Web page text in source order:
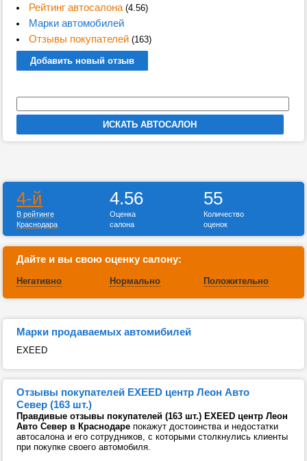
Рейтинг автосалона(4.56)
Марки автомобилей
Отзывы покупателей(163)
Добавить новый отзыв
4-й
В рейтинге
Краснодара
4.56
Оценка
салона
55
Количество
оценок
Дайте и вы свою оценку салону:
Негативно Нормально Положительно
Марки продаваемых автомибилей
EXEED
Отзывы покупателей EXEED центр Леон Авто
Север (163 шт.)
Правдивые отзывы покупателей (163 шт.) EXEED центр Леон
Авто Север в Краснодаре покажут достоинства и недостатки
автосалона и его сотрудников, с которыми столкнулись клиенты
при покупке своего автомобиля.